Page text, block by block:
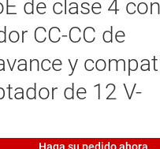
de clase 4 con
CC-CC de
y
de 12 V-